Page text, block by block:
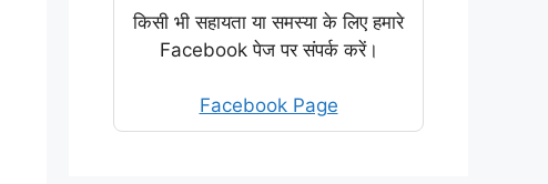
किसी भी सहायता या समस्या के लिए हमारे
Facebook पेज पर संपर्क करें।
Facebook Page